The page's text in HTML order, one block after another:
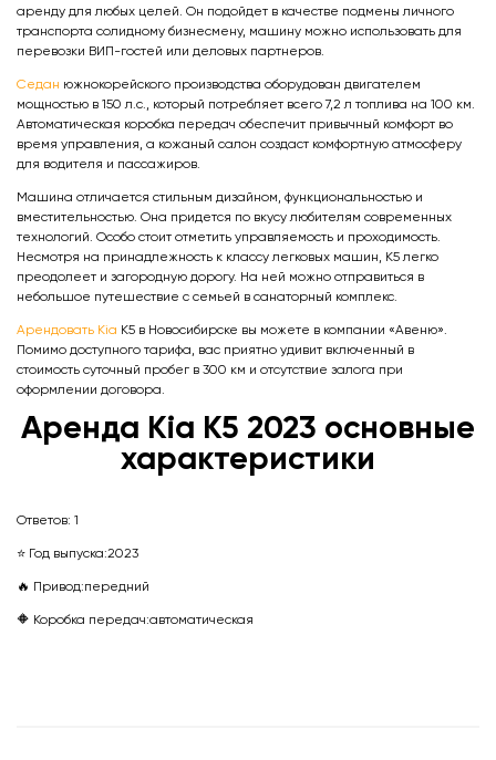
аренду для любых целей. Он подойдет в качестве подмены личного
транспорта солидному бизнесмену, машину можно использовать для
перевозки ВИП-гостей или деловых партнеров.
Седан южнокорейского производства оборудован двигателем
мощностью в 150 л.с., который потребляет всего 7,2 л топлива на 100 км.
Автоматическая коробка передач обеспечит привычный комфорт во
время управления, а кожаный салон создаст комфортную атмосферу
для водителя и пассажиров.
Машина отличается стильным дизайном, функциональностью и
вместительностью. Она придется по вкусу любителям современных
технологий. Особо стоит отметить управляемость и проходимость.
Несмотря на принадлежность к классу легковых машин, К5 легко
преодолеет и загородную дорогу. На ней можно отправиться в
небольшое путешествие с семьей в санаторный комплекс.
Арендовать Kia K5 в Новосибирске вы можете в компании «Авеню».
Помимо доступного тарифа, вас приятно удивит включенный в
стоимость суточный пробег в 300 км и отсутствие залога при
оформлении договора.
Аренда Kia K5 2023 основные
характеристики
Ответов: 1
⭐ Год выпуска:2023
🔥 Привод:передний
🔶 Коробка передач:автоматическая